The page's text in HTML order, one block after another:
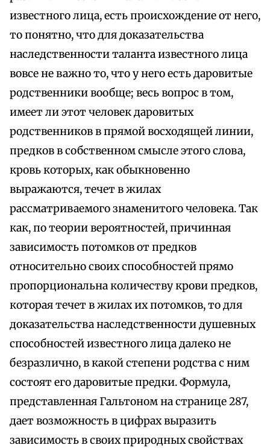
известного лица, есть происхождение от него,
то понятно, что для доказательства
наследственности таланта известного лица
вовсе не важно то, что у него есть даровитые
родственники вообще; весь вопрос в том,
имеет ли этот человек даровитых
родственников в прямой восходящей линии,
предков в собственном смысле этого слова,
кровь которых, как обыкновенно
выражаются, течет в жилах
рассматриваемого знаменитого человека. Так
как, по теории вероятностей, причинная
зависимость потомков от предков
относительно своих способностей прямо
пропорциональна количеству крови предков,
которая течет в жилах их потомков, то для
доказательства наследственности душевных
способностей известного лица далеко не
безразлично, в какой степени родства с ним
состоят его даровитые предки. Формула,
представленная Гальтоном на странице 287,
дает возможность в цифрах выразить
зависимость в своих природных свойствах